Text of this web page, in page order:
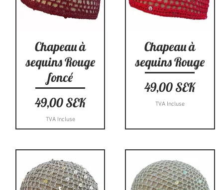
Aperçu rapide
Chapeau à
sequins Rouge
foncé
Prix
49,00 SEK
TVA Incluse
Aperçu rapide
Chapeau à
sequins Rouge
Prix
49,00 SEK
TVA Incluse